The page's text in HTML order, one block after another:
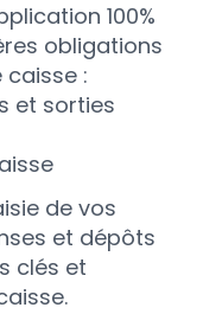
100%
obligations
caisse :
et sorties
de vos
et dépôts
clés et